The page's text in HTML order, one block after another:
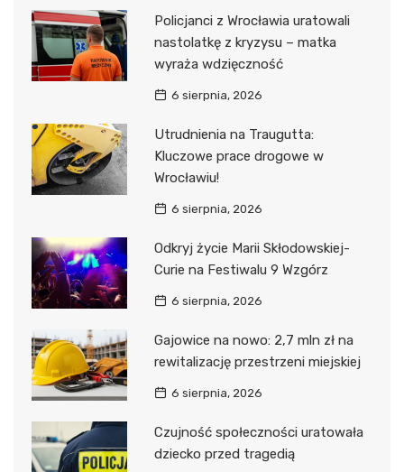
Policjanci z Wrocławia uratowali
nastolatkę z kryzysu – matka
wyraża wdzięczność
6 sierpnia, 2026
Utrudnienia na Traugutta:
Kluczowe prace drogowe w
Wrocławiu!
6 sierpnia, 2026
Odkryj życie Marii Skłodowskiej-
Curie na Festiwalu 9 Wzgórz
6 sierpnia, 2026
Gajowice na nowo: 2,7 mln zł na
rewitalizację przestrzeni miejskiej
6 sierpnia, 2026
Czujność społeczności uratowała
dziecko przed tragedią